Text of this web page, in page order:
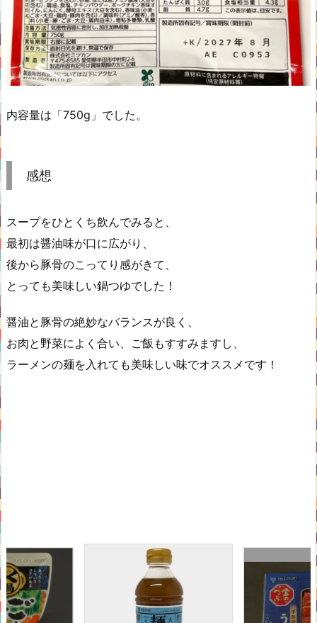
内容量は「750g」でした。
感想
スープをひとくち飲んでみると、
最初は醤油味が口に広がり、
後から豚骨のこってり感がきて、
とっても美味しい鍋つゆでした！
醤油と豚骨の絶妙なバランスが良く、
お肉と野菜によく合い、ご飯もすすみますし、
ラーメンの麺を入れても美味しい味でオススメです！